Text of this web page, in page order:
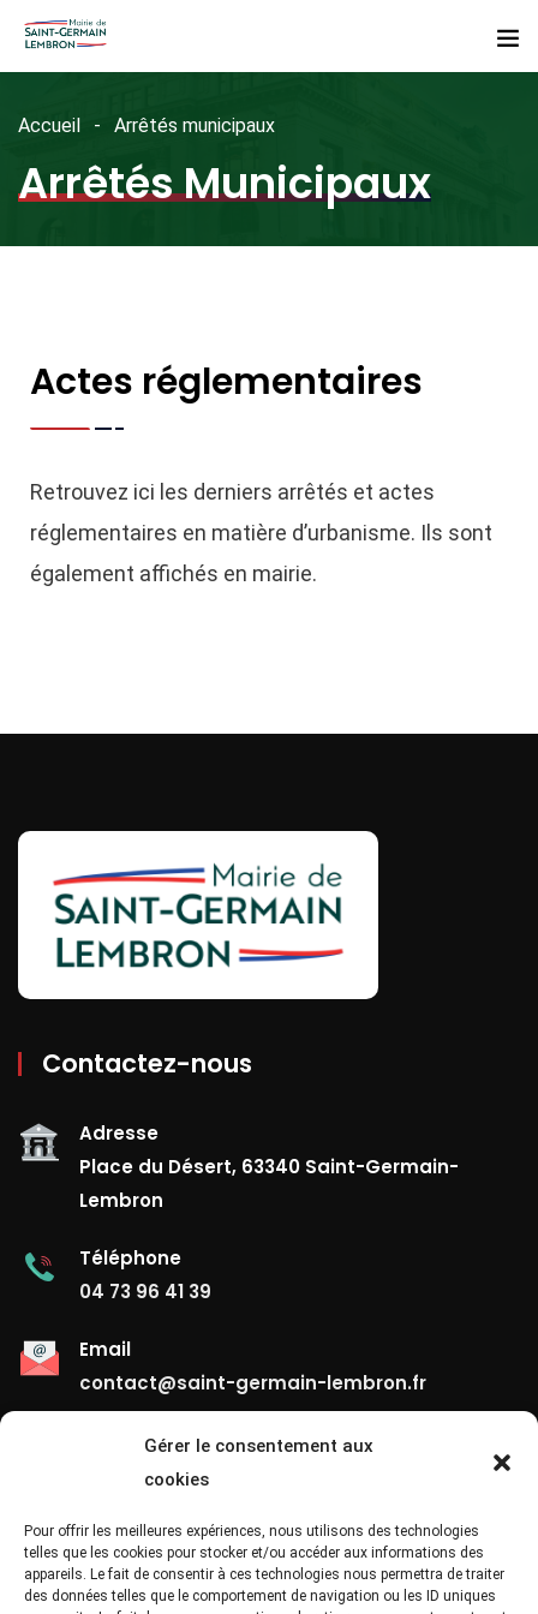
Gérer le consentement aux
cookies
Pour offrir les meilleures expériences, nous utilisons des technologies
telles que les cookies pour stocker et/ou accéder aux informations des
appareils. Le fait de consentir à ces technologies nous permettra de traiter
des données telles que le comportement de navigation ou les ID uniques
Accueil Arrêtés municipaux
Arrêtés Municipaux
Actes réglementaires
Retrouvez ici les derniers arrêtés et actes
réglementaires en matière d’urbanisme. Ils sont
également affichés en mairie.
Contactez-nous
Adresse
Place du Désert, 63340 Saint-Germain-
Lembron
Téléphone
04 73 96 41 39
Email
contact@saint-germain-lembron.fr
Liens Utiles
Contact
Mentions Légales